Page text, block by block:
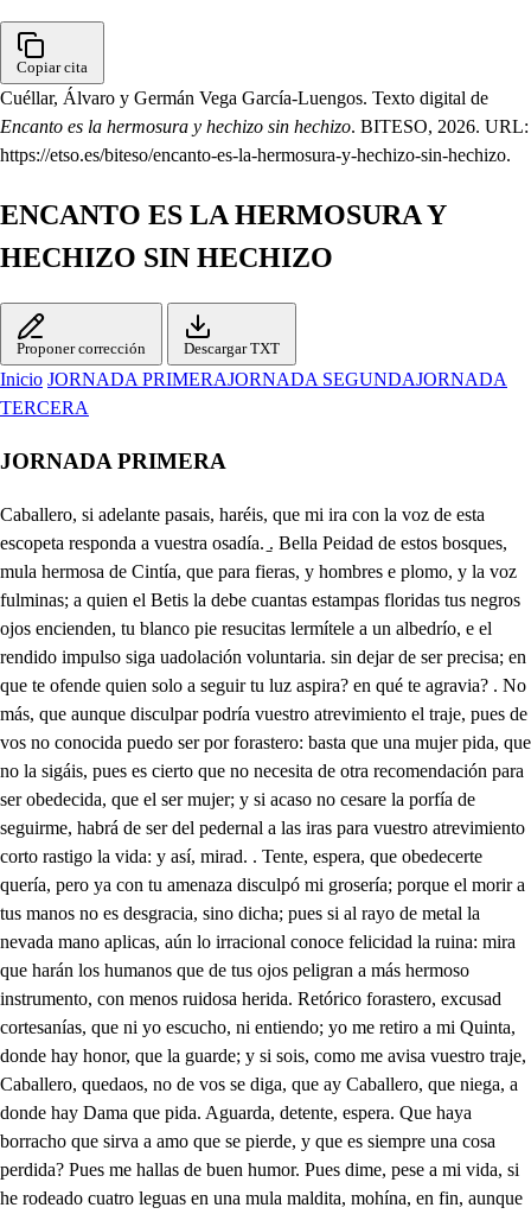
Copiar cita
Cuéllar, Álvaro y Germán Vega García-Luengos. Texto digital de
Encanto es la hermosura y hechizo sin hechizo. BITESO, 2026. URL:
https://etso.es/biteso/encanto-es-la-hermosura-y-hechizo-sin-hechizo.
ENCANTO ES LA HERMOSURA Y
HECHIZO SIN HECHIZO
Proponer corrección Descargar TXT
Inicio JORNADA PRIMERAJORNADA SEGUNDAJORNADA
TERCERA
JORNADA PRIMERA
Caballero, si adelante pasais, haréis, que mi ira con la voz de esta escopeta responda a vuestra osadía. ̱. Bella Peidad de estos bosques, mula hermosa de Cintía, que para fieras, y hombres e plomo, y la voz fulminas; a quien el Betis la debe cuantas estampas floridas tus negros ojos encienden, tu blanco pie resucitas lermítele a un albedrío, e el rendido impulso siga uadolación voluntaria. sin dejar de ser precisa; en que te ofende quien solo a seguir tu luz aspira? en qué te agravia? . No más, que aunque disculpar podría vuestro atrevimiento el traje, pues de vos no conocida puedo ser por forastero: basta que una mujer pida, que no la sigáis, pues es cierto que no necesita de otra recomendación para ser obedecida, que el ser mujer; y si acaso no cesare la porfía de seguirme, habrá de ser del pedernal a las iras para vuestro atrevimiento corto rastigo la vida: y así, mirad. . Tente, espera, que obedecerte quería, pero ya con tu amenaza disculpó mi grosería; porque el morir a tus manos no es desgracia, sino dicha; pues si al rayo de metal la nevada mano aplicas, aún lo irracional conoce felicidad la ruina: mira que harán los humanos que de tus ojos peligran a más hermoso instrumento, con menos ruidosa herida. Retórico forastero, excusad cortesanías, que ni yo escucho, ni entiendo; yo me retiro a mi Quinta, donde hay honor, que la guarde; y si sois, como me avisa vuestro traje, Caballero, quedaos, no de vos se diga, que ay Caballero, que niega, a donde hay Dama que pida. Aguarda, detente, espera. Que haya borracho que sirva a amo que se pierde, y que es siempre una cosa perdida? Pues me hallas de buen humor. Pues dime, pese a mi vida, si he rodeado cuatro leguas en una mula maldita, mohína, en fin, aunque hoy tiene causa para estar mohína, a no quieres que me lamente? Tacón, de tus boberías, ya te he dicho que me canso. Señor? cierto que gran dicha ha sido hallarte los dos. Muñoz? . En alas venía de mi cuidado creyendo, que llegaras a esa villa solo. . Así; Muñoz, lo creo de tu buena ley. . La mía debe de ser de algún Turco; y es verdad, pues cada día, queriendo ser buen Cristiano, tus cosas me desbaptizan. Vive Dios, que si no callas, que haré que paguen tus frías necedades mis pesares. Qué cuidado te fatiga ahora señor nuevamente? cuando alegrarte debía, después de tan larga ausencia, el llegar hoy a Sevilla tu patria? Dinos si es temer, que otra vez te rindan los halagos de Doña Ana, que un amor tarde se olvida, si es verdadero. . No es de ese incendio las reliquias las que hoy encienden mi pecho; porque de sus tiranías estoy tan desengañado, que ni acordarme quería de su nombre . Pues yo sé cuando por nombrarla había más Anas en tus razones, que en cuatro tapiterias. No quieres callar? . Acaso, has tenido la noticia de que viene tu enemigo? Mucho es, que eso me digas, Muñoz, cuando me conoces; porque a mi nada me implica, que lo sepa, o no lo sepa. Pues qué aventura en un día te ha podido suceder, que te suspenda, y aflija, y nosotros no sepamos? Si en referirlo se alivia a tal vez un cuidado, quiero daros del mío noticia: Ya sabéis comó Doña Ana de Ribera mi enemiga. Porque más cerca murieses, junto a tu casa vivía en poder de un tío suyo, mientras su padre venía en la Flota de un Gobierno, con que antes pasó a las Indias. Amante, pues, de sus luces, a la continua porfía de mis quejas, al anhelo. de mis suspiros propicia vine a tener su Deidad: oh cuánto el ruego conquista! no digo bien, la fortuna; que en bellezas peregrinas, para conseguir favores, no hay méritos, si no dichas. Amante, y correspondido ondas sulcaba tranquilas en los piélagos de amor, cuando una noche enemiga, que iba a hablarla por la reja de un jardín, hallo que hacían seña a un hombre, que embozado. no sé cómo lo repita! se llegó a hablarla a la reja: pero la voz tan remisa, i que nada percibir pude; bien, que el alma me decía: esa es Doña Ana, ese es amante, que solicita sus favores, y tu muerte: ha villana tiranía de los celos, pues que matas solo con lo que imaginas! Dígalo yo; pues celoso, que con que celoso diga, está bien exagerada, o la razón, o la ira: A embesti con mi contrario, y a breve rato una herida recibió; luego al ruido, advirtiendo que venía gente, y que lacaban luces, fue en los dos cosa precisa el retirarnos, porque no pudiese la malicia colegir contra Doña Ana el alguna sospecha indigna. Nunca pude averiguar quien fuese el que se oponia a mi amor, con que el despecho me obligó, que a pocos días determinase pasar a Flandes, sin dar noticia a la causa de mis daños, por no encontrar con su vista satisfacción a mi agravio, que en ofensas conocidas, es infamia el procurarla, y el procurarla, es pedirla. Tres años estuve en Flandes, hasta que ha sido precisa mi vuelta a Sevilla, a causa de que mis deudos me avisan, que de un Mayorazgo, que de mi parte se litiga, importaba mi asistencia para afianzar mi justicia: y en esta última jornada, para no entrar con el día en la Ciudad, excusando cumplimientos, y visitas, me adelanté de vosotros a sestear en la orilla de Guadalquivir; aquí empieza la peregrina historia de otro suceso, o de que no tenéis noticia. Sesteando, pues, del Betis en la ribera florida, llegué a un bosque, tan suave, por la sonora armonía de las aves; tan fragrante, por los ámbares que espiran las rosas, que mal pudiera distinguir veloz la vista unas flores que cantaban de unos pájaros que olían: absorto, y confuso estaba, entre aromas, y armonías, cuando un lento estruendo escu- entre las ramas vecinas, (cho que negando el paso al Sol, verde sombra eran del día: la vista aplico por unas tenaces yedras, que hacían maridaje con los sauces, el obr cup y lentamente movían cuantos verdes corazones, cuando el viento les irrita, temerosamente laten, vistosamente palpitan. Una hermosa cazadora era la que discurría lo enmarañado del bosque, tan bella, tan peregrina; mas querer encarecerla, mas que aplauso, es grosería; que no es grande la hermosura, que es capaz de encarecida, ni el pensamiento pudiera, (que es quien más perfecto pinta, bosquejar de sus reflejos. aún las luces más remisas, pues contra el común concepto, solo en su beldad se mira una perfección, que es meno: imaginada, que vista. Era el exterior adorno del justillo, y la basquiña azul, y plata, que ya que algún color se permita a la hermosura del Cielo, pareció cosa precisa, que habiéndose de vestir, del mismo Cielo se vista: azules, y blancas plumas los bellos rizos matizan, que las insignias de Marte, ya eran de Venus insignias; pero de las negras trenzas, noche que invidiaba el día, entre el penacho mezcladas, en confusión peregrina, a la discreción del viento, que mansamente respira, volaban trenzas, y plumas, que unas peina, y otras riza. Lo licencioso del traje el pequeño pie a la vista en dos átomos permite, y dijo el alma rendida: Ya conozco, que eres Sol, pues los átomos ánimas; pero tan imperceptibles, celosas los encubrían pequeñas rosas de nácar, que cuando las solicita más descubrir el deseo, si por la selva florida mueve las ligeras plantas, apenas se distinguía la flor del lazo que huella de la misme flor que pisa. Una gravada escopeta la diestra mano fulmina, dando a entender su hermosura, que porque nada se exima de lo humano, ni lo bruto, dleva en armas indecisas, el plomo para la fieras, para los hombres la vista, Cansado, pues, de dar muerte, o cansada de dar vida a las flores, y a los brutos, que unas con la huella anima, y otros con el plomo hiere; a la margen se reclina de un arroyo, cuyas ondas fulminadas de su vista, cristalinas llamas vierten, centellas nevadas rizan. No hubo flor en la ribera, que no llore su ruina; mas qué esperaban la hlores, cuando las ondas ardían: De las destrozadas fieras, las blancas manos teñidas lava en el cristal undoso, eños sin que el cristal las distinga; corta el agua, y más, que aljófar, blancas centellas salpica, de cuyo ardor las arenas 2ola fueron doradas cenizas: con la mano enciende el agua, sin valerse de su vista, que eran ociosos los rayos, donde la nieve encendia. Yo, pues, en tantos ardores la llama busqué enemiga, porque en riesgos tan hermosos aún son los peligros dichas: y así, al dejar el arroyo, me determiné a seguirla, y hablarla; bien, que al mirarla, torpes, tardas, y remisas fueron mis voces, porque un amor mejor se explica, cuando no acierta a explicarse, que en su dulce tiranía las palabras mal formadas. son señas de bien sentidas. Pero ella a mis rendimientos, hermosa, airada, entendida; me respondió: Quién ha dicho, que nunca han hecho armonía esquivez, beldad, e ingenio? solo lo contrario digan las vulgares opioniones; porque siendo preferida la porción del alma al cuerpo, imperfección fuera indigna una perla mal labrada, y una concha muy pulida. Hermosa, y discreta (vuelvo a decir) que no la siga me manda, ni a mí me fuera posible; pues de la Quinta a donde se retiraba salieron a recibirla cazadores, o criados; con que hoy me espera en Sevilla lo embarazoso de un pleito, de un enemigo las iras, de Doña Ana las traiciones, y de una beldad esquiva el nuevo amor imposible; porque aunque ya de él vista. me ausente, si va en su alma impresa, no es medicina el que huya del acero, cuando ya llevo la herida, De todos esos cuidados, yo apostaré, que la Ninfa, que has encontrado en la selva es el que más te lástima. Eso está puesto en razón. que en buena Philo sophia, de las damas, y la sarna, la última es la que más pica. Es verdad. . En este caso quisiera tener noticia. de quien es, y que supiera que su belleza rendida. dejó un alma, que no ignore: los tropeos de su vista; que si ignora la victoria, de qué le sirve el que rinda? Pues supuesto, que no es más que eso lo que solicitas, ya tengo medio con que lo que deseas consigas. Ay en Triana una mujer, que puede ser que ahora viva donde yo la conocí, que es hija de Celestina, y heredera de sus obras. Esta, no hay dama en Sevilla que no conozca, porque con las más introducida está, por su habilidad, pues vendiendo bujerias